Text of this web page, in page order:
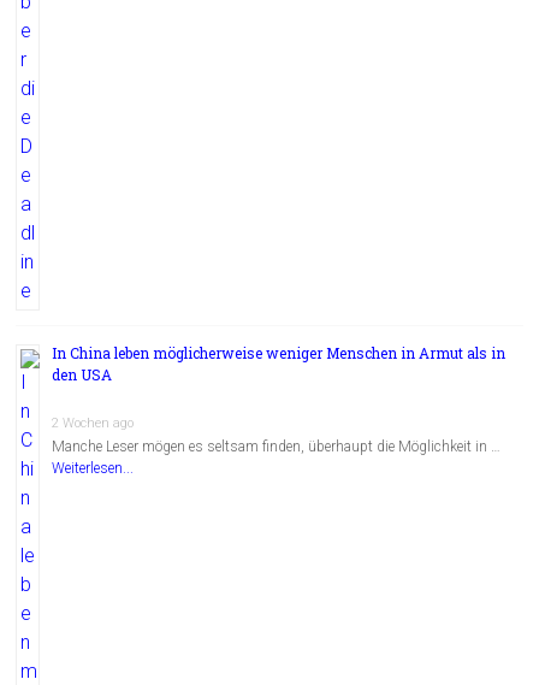
In China leben möglicherweise weniger Menschen in Armut als in
den USA
2 Wochen ago
Manche Leser mögen es seltsam finden, überhaupt die Möglichkeit in …
Weiterlesen...